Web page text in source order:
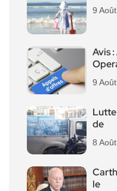
9
Avis
9
de
8
le